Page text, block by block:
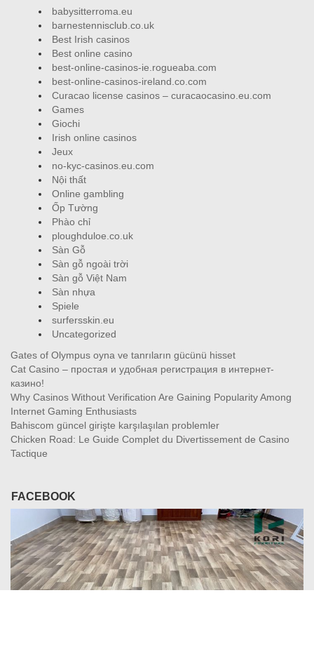
babysitterroma.eu
barnestennisclub.co.uk
Best Irish casinos
Best online casino
best-online-casinos-ie.rogueaba.com
best-online-casinos-ireland.co.com
Curacao license casinos – curacaocasino.eu.com
Games
Giochi
Irish online casinos
Jeux
no-kyc-casinos.eu.com
Nội thất
Online gambling
Ốp Tường
Phào chỉ
ploughduloe.co.uk
Sàn Gỗ
Sàn gỗ ngoài trời
Sàn gỗ Việt Nam
Sàn nhựa
Spiele
surfersskin.eu
Uncategorized
Gates of Olympus oyna ve tanrıların gücünü hisset
Cat Casino – простая и удобная регистрация в интернет-
казино!
Why Casinos Without Verification Are Gaining Popularity Among
Internet Gaming Enthusiasts
Bahiscom güncel girişte karşılaşılan problemler
Chicken Road: Le Guide Complet du Divertissement de Casino
Tactique
FACEBOOK